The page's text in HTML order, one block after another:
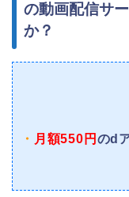
の動画配信サ
か？
・ 月額550円 のd